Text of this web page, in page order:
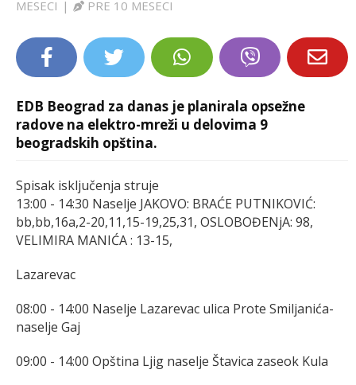
EXTRA
MESECI | PRE 10 MESECI
EDB Beograd za danas je planirala opsežne
radove na elektro-mreži u delovima 9
beogradskih opština.
Spisak isključenja struje
13:00 - 14:30 Naselje JAKOVO: BRAĆE PUTNIKOVIĆ:
bb,bb,16a,2-20,11,15-19,25,31, OSLOBOĐENjA: 98,
VELIMIRA MANIĆA : 13-15,
Lazarevac
08:00 - 14:00 Naselje Lazarevac ulica Prote Smiljanića-
naselje Gaj
09:00 - 14:00 Opština Ljig naselje Štavica zaseok Kula